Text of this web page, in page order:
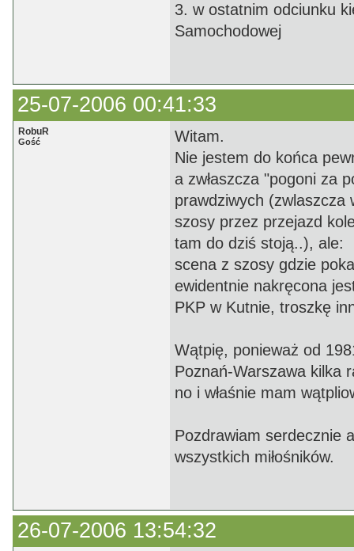
3. w ostatnim odciunku
Samochodowej
25-07-2006 00:41:33
RobuR
Gość
Witam.
Nie jestem do końca
a zwłaszcza "pogoni za
prawdziwych (zwlaszcza
szosy przez przejazd
tam do dziś stoją..), ale:
scena z szosy gdzie
ewidentnie nakręcona
PKP w Kutnie, troszkę
Wątpię, ponieważ od
Poznań-Warszawa kilka
no i właśnie mam
Pozdrawiam serdecznie
wszystkich miłośników.
26-07-2006 13:54:32